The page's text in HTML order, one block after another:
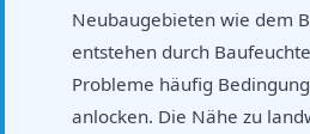
Neubaugebieten wie dem
entstehen durch
Probleme häufig
anlocken. Die Nähe zu